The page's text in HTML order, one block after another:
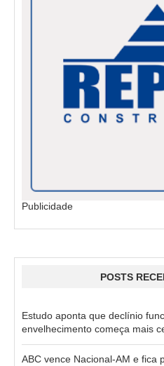
Publicidade
POSTS
Estudo aponta que declínio
envelhecimento começa mais
ABC vence Nacional-AM e fica